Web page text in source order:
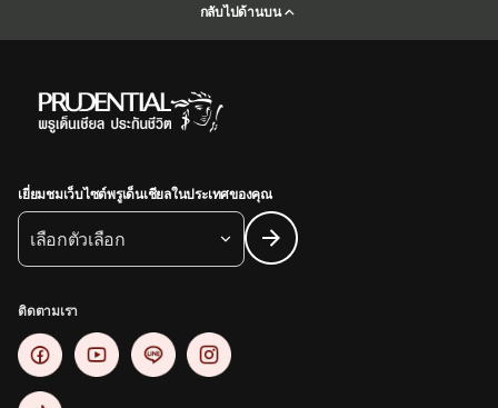
กลับไปด้านบน
เยี่ยมชมเว็บไซต์พรูเด็นเชียลในประเทศของคุณ
เลือกตัวเลือก
ติดตามเรา